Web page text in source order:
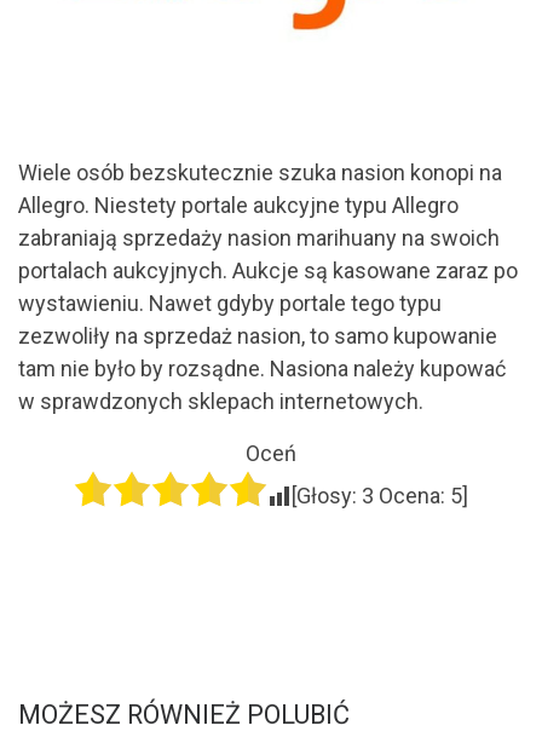
Wiele osób bezskutecznie szuka nasion konopi na
Allegro. Niestety portale aukcyjne typu Allegro
zabraniają sprzedaży nasion marihuany na swoich
portalach aukcyjnych. Aukcje są kasowane zaraz po
wystawieniu. Nawet gdyby portale tego typu
zezwoliły na sprzedaż nasion, to samo kupowanie
tam nie było by rozsądne. Nasiona należy kupować
w sprawdzonych sklepach internetowych.
Oceń
[Głosy: 3 Ocena: 5]
MOŻESZ RÓWNIEŻ POLUBIĆ